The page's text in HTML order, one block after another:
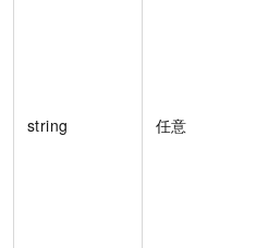
string 任意